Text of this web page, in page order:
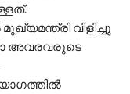
വിളിച്ചു
അവരവരുടെ